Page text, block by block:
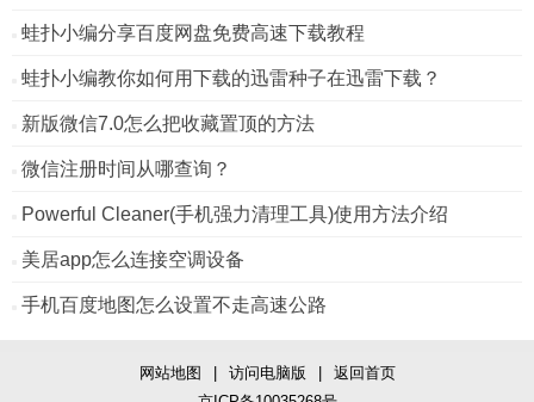
蛙扑小编分享百度网盘免费高速下载教程
蛙扑小编教你如何用下载的迅雷种子在迅雷下载？
新版微信7.0怎么把收藏置顶的方法
微信注册时间从哪查询？
Powerful Cleaner(手机强力清理工具)使用方法介绍
美居app怎么连接空调设备
手机百度地图怎么设置不走高速公路
网站地图 访问电脑版
返回首页